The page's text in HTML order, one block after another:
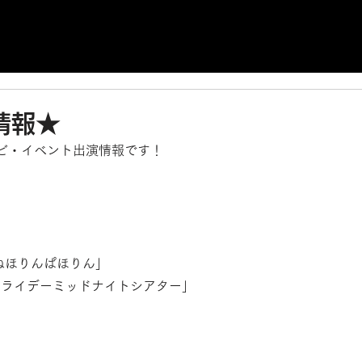
報★
・イベント出演情報です！
りんぱほりん」
イデーミッドナイトシアター」